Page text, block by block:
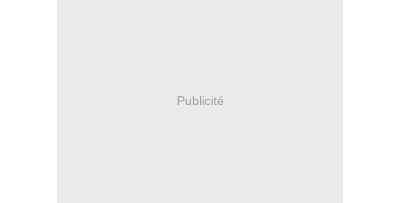
Publicité